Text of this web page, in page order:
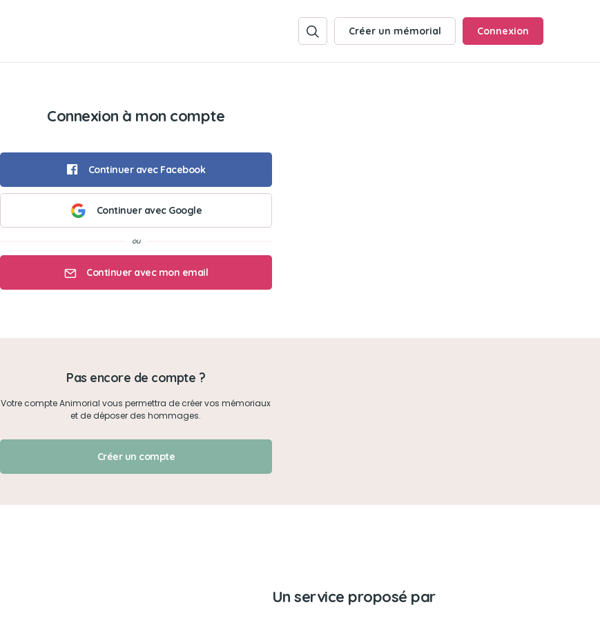
Créer un mémorial Connexion
Connexion à mon compte
Continuer avec Facebook
Continuer avec Google
Continuer avec mon email
Pas encore de compte ?
Votre compte Animorial vous permettra de créer vos mémoriaux
et de déposer des hommages.
Créer un compte
Un service proposé par